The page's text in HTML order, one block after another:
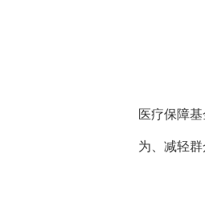
医疗保障
为、减轻